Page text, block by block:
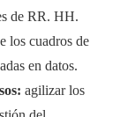
de RR. HH.
los cuadros de
en datos.
agilizar los